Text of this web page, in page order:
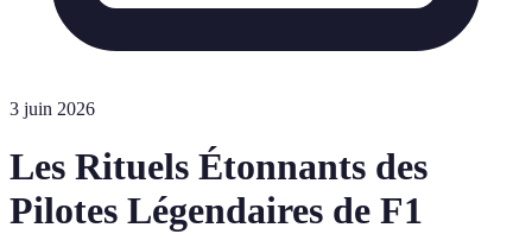
3 juin 2026
Les Rituels Étonnants des
Pilotes Légendaires de F1